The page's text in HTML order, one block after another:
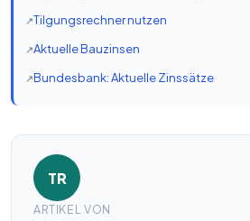
Tilgungsrechner nutzen
Aktuelle Bauzinsen
Bundesbank: Aktuelle Zinssätze
TR
ARTIKEL VON